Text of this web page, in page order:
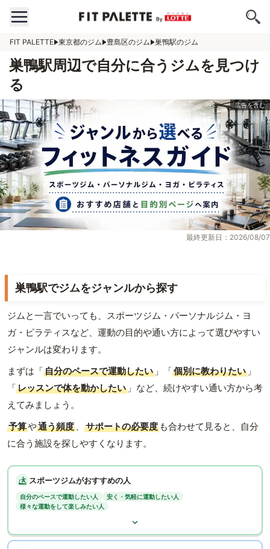
FIT PALETTE 東京都のジム 豊島区のジム 巣鴨駅のジム
巣鴨駅周辺で自分に合うジムを見つけ
る
最終更新日：2026/08/07
巣鴨駅でジムをジャンルから探す
ジムと一言でいっても、スポーツジム・パーソナルジム・ヨ
ガ・ピラティスなど、運動の目的や通い方によって選びやすい
ジャンルは変わります。
まずは「自分のペースで運動したい 」「個別に教わりたい 」
「レッスンで体を動かしたい 」など、続けやすい通い方から考
えてみましょう。
予算や通う頻度 、 サポートの必要度 も合わせて見ると、自分
に合う施設を探しやすくなります。
スポーツジムがおすすめの人
自分のペースで運動したい人
安く・気軽に運動したい人
様々な運動をして楽しみたい人